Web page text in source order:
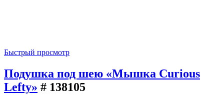
Быстрый просмотр
Подушка под шею «Мышка Curious
Lefty» # 138105